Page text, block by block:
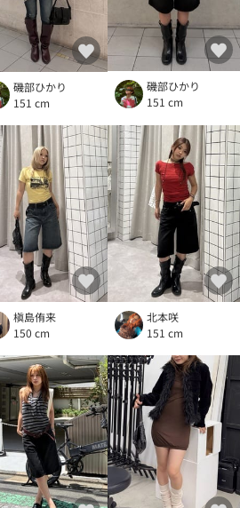
磯部ひかり
151 cm
磯部ひかり
151 cm
槇島侑来
150 cm
北本咲
151 cm